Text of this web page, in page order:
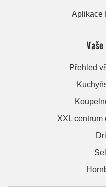
Aplikace
Přehled
XXL centrum